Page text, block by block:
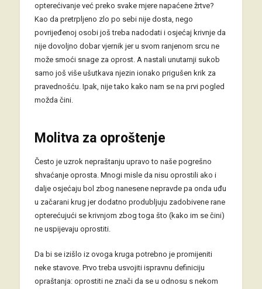
opterećivanje već preko svake mjere napaćene žrtve?
Kao da pretrpljeno zlo po sebi nije dosta, nego
povrijeđenoj osobi još treba nadodati i osjećaj krivnje da
nije dovoljno dobar vjernik jer u svom ranjenom srcu ne
može smoći snage za oprost. A nastali unutarnji sukob
samo još više ušutkava njezin ionako prigušen krik za
pravednošću. Ipak, nije tako kako nam se na prvi pogled
možda čini.
Molitva za oproštenje
Često je uzrok nepraštanju upravo to naše pogrešno
shvaćanje oprosta. Mnogi misle da nisu oprostili ako i
dalje osjećaju bol zbog nanesene nepravde pa onda uđu
u začarani krug jer dodatno produbljuju zadobivene rane
opterećujući se krivnjom zbog toga što (kako im se čini)
ne uspijevaju oprostiti.
Da bi se izišlo iz ovoga kruga potrebno je promijeniti
neke stavove. Prvo treba usvojiti ispravnu definiciju
opraštanja: oprostiti ne znači da se u odnosu s nekom